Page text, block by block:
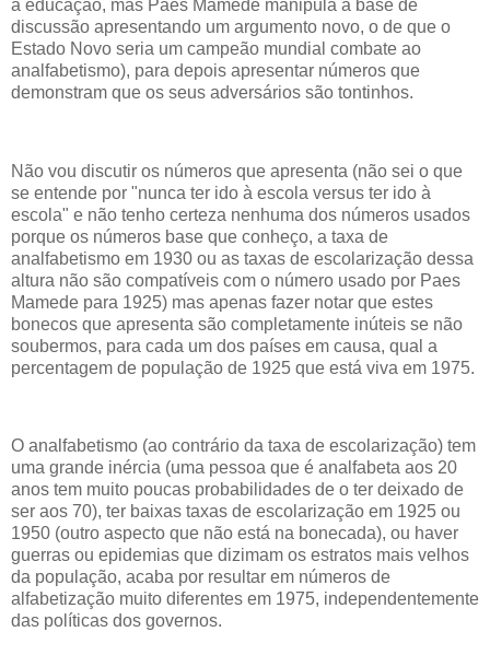
a educação, mas Paes Mamede manipula a base de
discussão apresentando um argumento novo, o de que o
Estado Novo seria um campeão mundial combate ao
analfabetismo), para depois apresentar números que
demonstram que os seus adversários são tontinhos.
Não vou discutir os números que apresenta (não sei o que
se entende por "nunca ter ido à escola versus ter ido à
escola" e não tenho certeza nenhuma dos números usados
porque os números base que conheço, a taxa de
analfabetismo em 1930 ou as taxas de escolarização dessa
altura não são compatíveis com o número usado por Paes
Mamede para 1925) mas apenas fazer notar que estes
bonecos que apresenta são completamente inúteis se não
soubermos, para cada um dos países em causa, qual a
percentagem de população de 1925 que está viva em 1975.
O analfabetismo (ao contrário da taxa de escolarização) tem
uma grande inércia (uma pessoa que é analfabeta aos 20
anos tem muito poucas probabilidades de o ter deixado de
ser aos 70), ter baixas taxas de escolarização em 1925 ou
1950 (outro aspecto que não está na bonecada), ou haver
guerras ou epidemias que dizimam os estratos mais velhos
da população, acaba por resultar em números de
alfabetização muito diferentes em 1975, independentemente
das políticas dos governos.